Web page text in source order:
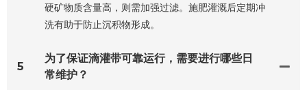
硬矿物质含量高，则需加强过滤。施肥灌溉后定期冲
洗有助于防止沉积物形成。
5
为了保证滴灌带可靠运行，需要进行哪些日
常维护？